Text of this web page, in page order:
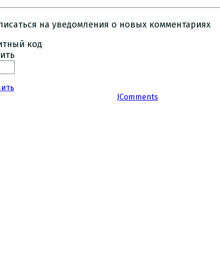
на уведомления о новых комментариях
JComments